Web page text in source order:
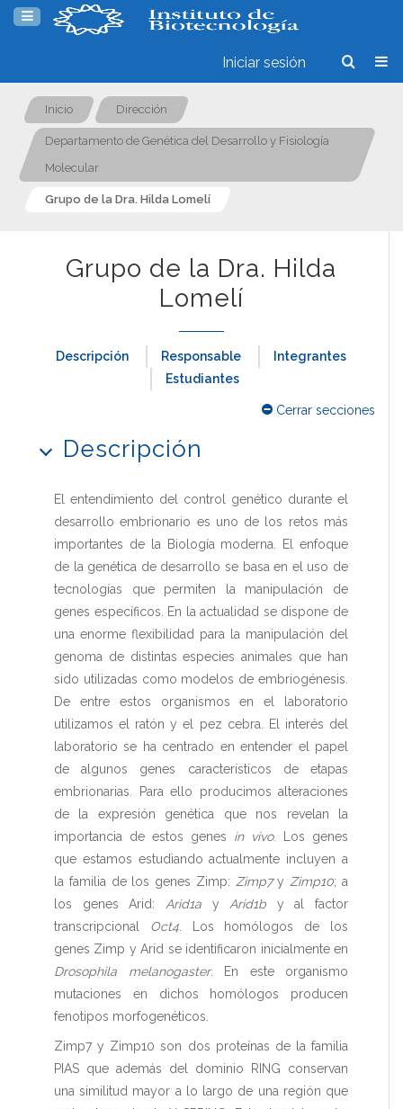
Iniciar sesión
Inicio Dirección
Departamento de Genética del Desarrollo y Fisiología
Molecular
Grupo de la Dra. Hilda Lomelí
Grupo de la Dra. Hilda
Lomelí
Descripción Responsable
Integrantes
Estudiantes
Cerrar secciones
Descripción
El entendimiento del control genético durante el
desarrollo embrionario es uno de los retos más
importantes de la Biología moderna. El enfoque
de la genética de desarrollo se basa en el uso de
tecnologías que permiten la manipulación de
genes específicos. En la actualidad se dispone de
una enorme flexibilidad para la manipulación del
genoma de distintas especies animales que han
sido utilizadas como modelos de embriogénesis.
De entre estos organismos en el laboratorio
utilizamos el ratón y el pez cebra. El interés del
laboratorio se ha centrado en entender el papel
de algunos genes característicos de etapas
embrionarias. Para ello producimos alteraciones
de la expresión genética que nos revelan la
importancia de estos genes in vivo. Los genes
que estamos estudiando actualmente incluyen a
la familia de los genes Zimp: Zimp7y Zimp10; a
los genes Arid: Arid1ay Arid1b y al factor
transcripcional Oct4. Los homólogos de los
genes Zimp y Arid se identificaron inicialmente en
Drosophila melanogaster. En este organismo
mutaciones en dichos homólogos producen
fenotipos morfogenéticos.
Zimp7 y Zimp10 son dos proteínas de la familia
PIAS que además del dominio RING conservan
una similitud mayor a lo largo de una región que